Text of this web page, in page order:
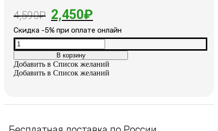
4,590₽ Первоначальная
цена
составляла
4,590₽.
2,450₽
цена:
2,450₽.
Cкидка -5% при оплате онлайн
Количество
товара
Позолоченный
крестик
с
В корзину
Добавить в Список желаний
Добавить в Список желаний